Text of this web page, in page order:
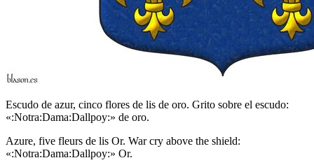
Escudo de azur, cinco flores de lis de oro. Grito sobre el escudo:
«:Notra:Dama:Dallpoy:» de oro.
Azure, five fleurs de lis Or. War cry above the shield:
«:Notra:Dama:Dallpoy:» Or.